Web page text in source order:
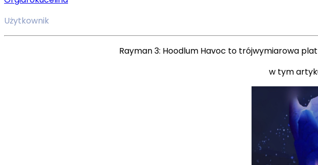
Użytkownik
Rayman 3: Hoodlum Havoc to trójwymiarowa
w tym